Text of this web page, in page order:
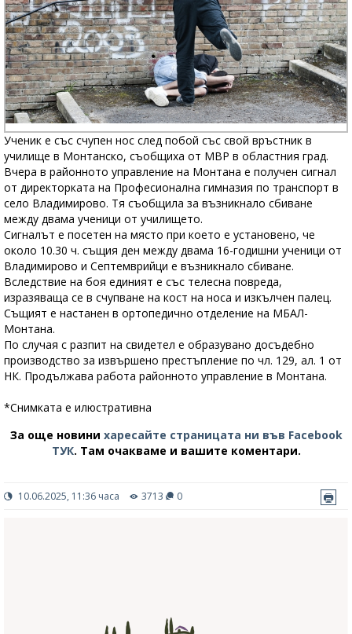
Ученик е със счупен нос след побой със свой връстник в
училище в Монтанско, съобщиха от МВР в областния град.
Вчера в районното управление на Монтана е получен сигнал
от директорката на Професионална гимназия по транспорт в
село Владимирово. Тя съобщила за възникнало сбиване
между двама ученици от училището.
Сигналът е посетен на място при което е установено, че
около 10.30 ч. същия ден между двама 16-годишни ученици от
Владимирово и Септемврийци е възникнало сбиване.
Вследствие на боя единият е със телесна повреда,
изразяваща се в счупване на кост на носа и изкълчен палец.
Същият е настанен в ортопедично отделение на МБАЛ-
Монтана.
По случая с разпит на свидетел е образувано досъдебно
производство за извършено престъпление по чл. 129, ал. 1 от
НК. Продължава работа районното управление в Монтана.
*Снимката е илюстративна
За още новини харесайте страницата ни във Facebook
ТУК. Там очакваме и вашите коментари.
10.06.2025, 11:36 часа 3713 0